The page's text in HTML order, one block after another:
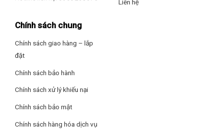
ồnmặt sau chậu vật liệu cao su tổng hợp với độ dày tiêu
chuẩn 3mm
Thoát nước nhanh, cơ chế ngăn mùi hôi với
khuẩn vớibề mặt phủ Nano Ag+
kháng khuẩn HYPERKILA-MIC
Liên hệ
Chính sách chung
Chính sách giao hàng – lắp
đặt
Chính sách bảo hành
Chính sách xử lý khiếu nại
Chính sách bảo mật
Chính sách hàng hóa dịch vụ